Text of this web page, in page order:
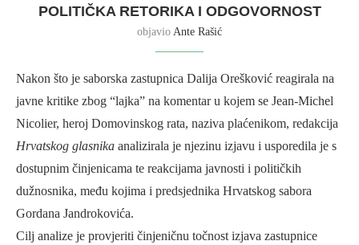
POLITIČKA RETORIKA I ODGOVORNOST
objavio Ante Rašić
Nakon što je saborska zastupnica Dalija Orešković reagirala na
javne kritike zbog “lajka” na komentar u kojem se Jean-Michel
Nicolier, heroj Domovinskog rata, naziva plaćenikom, redakcija
Hrvatskog glasnika analizirala je njezinu izjavu i usporedila je s
dostupnim činjenicama te reakcijama javnosti i političkih
dužnosnika, među kojima i predsjednika Hrvatskog sabora
Gordana Jandrokovića.
Cilj analize je provjeriti činjeničnu točnost izjava zastupnice